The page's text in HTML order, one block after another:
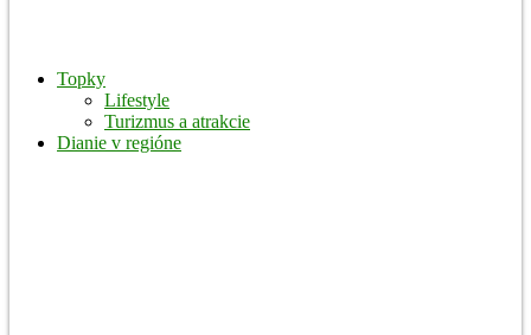
Topky
Lifestyle
Turizmus a atrakcie
Dianie v regióne